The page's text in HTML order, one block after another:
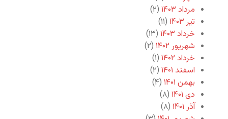
مرداد ۱۴۰۳
(۲)
تیر ۱۴۰۳
(۱۱)
خرداد ۱۴۰۳
(۱۳)
شهریور ۱۴۰۲
(۲)
خرداد ۱۴۰۲
(۱)
اسفند ۱۴۰۱
(۲)
بهمن ۱۴۰۱
(۴)
دی ۱۴۰۱
(۸)
آذر ۱۴۰۱
(۸)